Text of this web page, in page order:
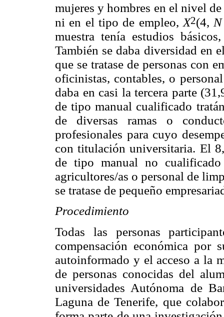
mujeres y hombres en el nivel
ni en el tipo de empleo, X2(4,
muestra tenía estudios
También se daba diversidad en
que se tratase de personas con
oficinistas, contables, o
daba en casi la tercera parte
de tipo manual cualificado
de diversas ramas o
profesionales para cuyo
con titulación universitaria. El
de tipo manual no
agricultores/as o personal de
se tratase de pequeño
Procedimiento
Todas las personas
compensación económica por
autoinformado y el acceso a la
de personas conocidas del
universidades Autónoma de
Laguna de Tenerife, que